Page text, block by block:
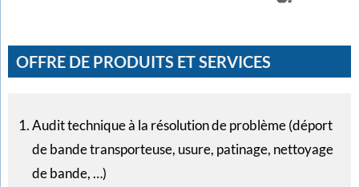
OFFRE DE PRODUITS ET SERVICES
Audit technique à la résolution de problème (déport
de bande transporteuse, usure, patinage, nettoyage
de bande, …)